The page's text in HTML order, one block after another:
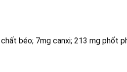
béo; 7mg canxi; 213 mg phốt